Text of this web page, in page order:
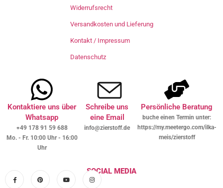
Widerrufsrecht
Versandkosten und Lieferung
Kontakt / Impressum
Datenschutz
Kontaktiere uns über
Whatsapp
+49 178 91 59 688
Mo. - Fr. 10:00 Uhr - 16:00
Uhr
Schreibe uns
eine Email
info@zierstoff.de
Persönliche Beratung
buche einen Termin unter:
https://my.meetergo.com/ilka-
meis/zierstoff
SOCIAL MEDIA